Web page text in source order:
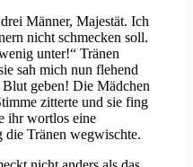
Männer, Majestät. Ich
nicht schmecken soll.
unter!“ Tränen
sah mich nun flehend
geben! Die Mädchen
zitterte und sie fing
ihr wortlos eine
die Tränen wegwischte.